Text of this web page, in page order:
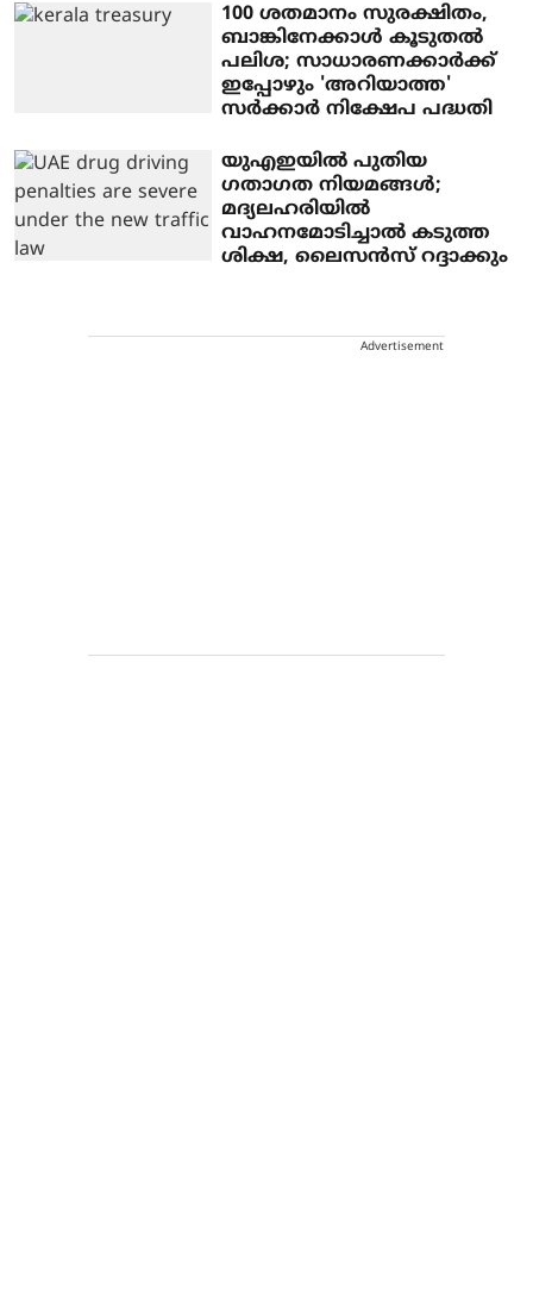
100 ശതമാനം സുരക്ഷിതം,
ബാങ്കിനേക്കാൾ കൂടുതല്‍
പലിശ; സാധാരണക്കാര്‍ക്ക്
ഇപ്പോഴും 'അറിയാത്ത'
സര്‍ക്കാര്‍ നിക്ഷേപ പദ്ധതി
യുഎഇയില്‍ പുതിയ
ഗതാഗത നിയമങ്ങള്‍;
മദ്യലഹരിയില്‍
വാഹനമോടിച്ചാല്‍ കടുത്ത
ശിക്ഷ, ലൈസന്‍സ് റദ്ദാക്കും
Advertisement